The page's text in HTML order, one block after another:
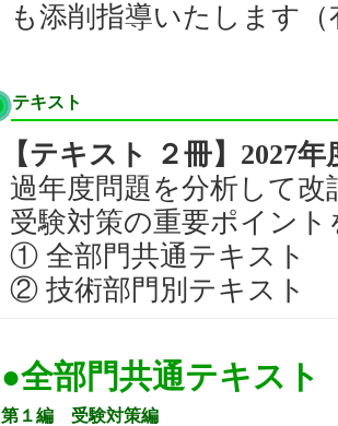
も添削指導いたします（
テキスト
【テキスト ２冊】2027
過年度問題を分析して
受験対策の重要ポイン
① 全部門共通テキスト
② 技術部門別テキスト
●全部門共通テキスト
第１編 受験対策編